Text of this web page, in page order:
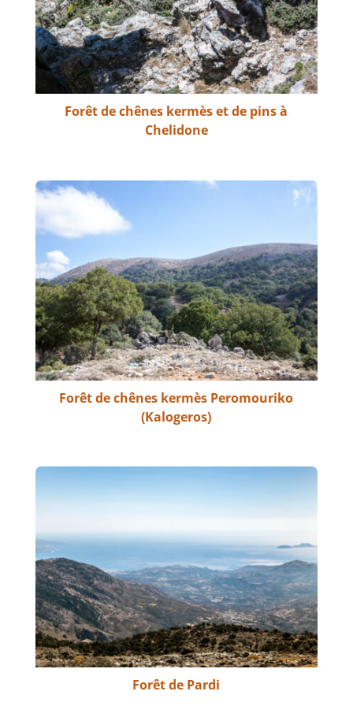
Forêt de chênes kermès et de pins à
Chelidone
Forêt de chênes kermès Peromouriko
(Kalogeros)
Forêt de Pardi